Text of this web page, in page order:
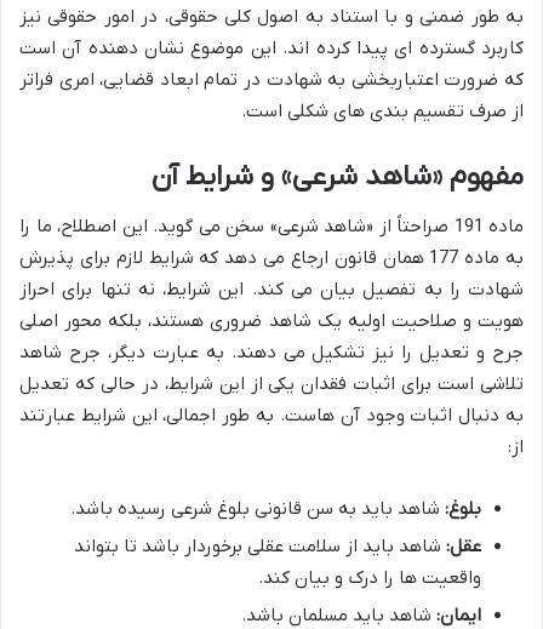
به طور ضمنی و با استناد به اصول کلی حقوقی، در امور حقوقی نیز
کاربرد گسترده ای پیدا کرده اند. این موضوع نشان دهنده آن است
که ضرورت اعتباربخشی به شهادت در تمام ابعاد قضایی، امری فراتر
از صرف تقسیم بندی های شکلی است.
مفهوم «شاهد شرعی» و شرایط آن
ماده 191 صراحتاً از «شاهد شرعی» سخن می گوید. این اصطلاح، ما را
به ماده 177 همان قانون ارجاع می دهد که شرایط لازم برای پذیرش
شهادت را به تفصیل بیان می کند. این شرایط، نه تنها برای احراز
هویت و صلاحیت اولیه یک شاهد ضروری هستند، بلکه محور اصلی
جرح و تعدیل را نیز تشکیل می دهند. به عبارت دیگر، جرح شاهد
تلاشی است برای اثبات فقدان یکی از این شرایط، در حالی که تعدیل
به دنبال اثبات وجود آن هاست. به طور اجمالی، این شرایط عبارتند
از:
بلوغ: شاهد باید به سن قانونی بلوغ شرعی رسیده باشد.
عقل: شاهد باید از سلامت عقلی برخوردار باشد تا بتواند
واقعیت ها را درک و بیان کند.
ایمان: شاهد باید مسلمان باشد.